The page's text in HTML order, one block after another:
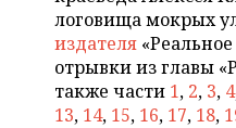
ТЕЛЕКОММУНИКАЦИИ
БИЗНЕС-БРАНЧИ
ONLINE-КОНФЕРЕНЦИИ
ФУТБОЛ
ХОККЕЙ
НОВОСТИ ОБЩЕСТВА
ВЛАСТЬ
ФОТОГАЛЕРЕЯ
СЮЖЕТЫ
логовища мокрых
издателя
отрывки из главы
также части 1, 2, 3, 4
13, 14, 15, 16, 17, 18,